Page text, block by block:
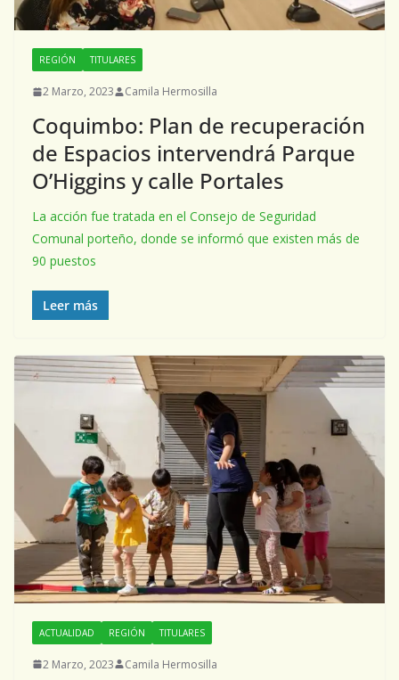
REGIÓN TITULARES
2 Marzo, 2023 Camila Hermosilla
Coquimbo: Plan de recuperación
de Espacios intervendrá Parque
O’Higgins y calle Portales
La acción fue tratada en el Consejo de Seguridad
Comunal porteño, donde se informó que existen más de
90 puestos
Leer más
ACTUALIDAD REGIÓN TITULARES
2 Marzo, 2023 Camila Hermosilla